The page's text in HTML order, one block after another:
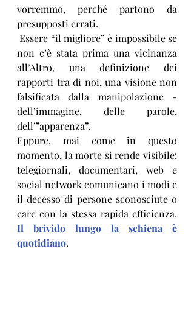
vorremmo, perché partono da
presupposti errati.
Essere “il migliore” è impossibile se
non c’è stata prima una vicinanza
all’Altro, una definizione dei
rapporti tra di noi, una visione non
falsificata dalla manipolazione -
dell’immagine, delle parole,
dell’”apparenza”.
Eppure, mai come in questo
momento, la morte si rende visibile:
telegiornali, documentari, web e
social network comunicano i modi e
il decesso di persone sconosciute o
Il brivido lungo la schiena è
quotidiano.